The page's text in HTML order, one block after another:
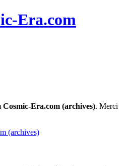
Era.com
Cosmic-Era.com (archives). Merci
(archives)